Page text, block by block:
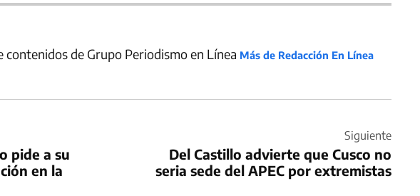
de Grupo Periodismo en Línea Más de Redacción En Línea
pide a su
en la
Siguiente
Del Castillo advierte que Cusco no
seria sede del APEC por extremistas